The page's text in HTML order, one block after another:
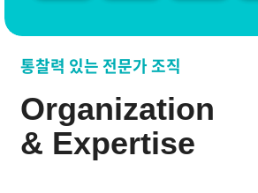
2013
11.
더라인성형외과 웹사이트 개발
여행기쁨 가족여행사이트 개발
09.
유지보수관리 시스템 Ver 1.0 개발
AI전문기업, 웹개발 전문가, 디지
통찰력 있는 전문가 조직
Organization
& Expertise